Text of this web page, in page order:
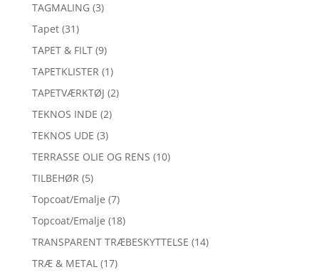
TAGMALING (3)
Tapet (31)
TAPET & FILT (9)
TAPETKLISTER (1)
TAPETVÆRKTØJ (2)
TEKNOS INDE (2)
TEKNOS UDE (3)
TERRASSE OLIE OG RENS (10)
TILBEHØR (5)
Topcoat/Emalje (7)
Topcoat/Emalje (18)
TRANSPARENT TRÆBESKYTTELSE (14)
TRÆ & METAL (17)